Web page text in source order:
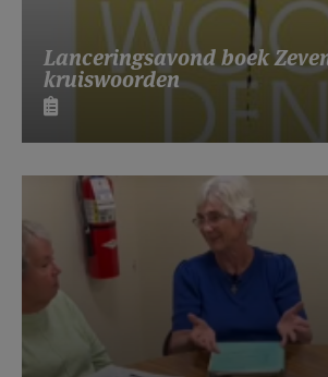
Lanceringsavond boek
kruiswoorden